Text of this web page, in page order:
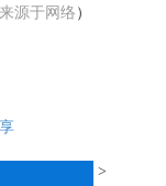
来源于网络 ）
>